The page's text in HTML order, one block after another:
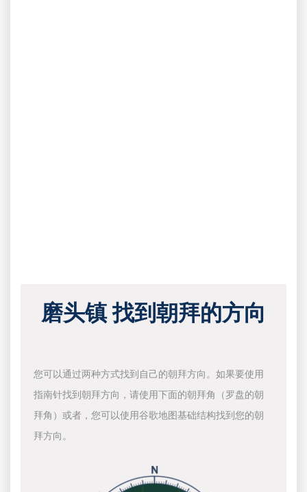
磨头镇 找到朝拜的方向
您可以通过两种方式找到自己的朝拜方向。如果要使用
指南针找到朝拜方向，请使用下面的朝拜角（罗盘的朝
拜角）或者，您可以使用谷歌地图基础结构找到您的朝
拜方向。